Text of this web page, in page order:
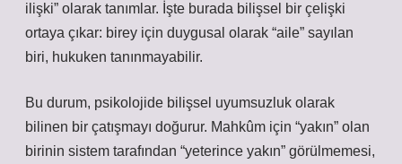
ilişki” olarak tanımlar. İşte burada bilişsel bir çelişki
ortaya çıkar: birey için duygusal olarak “aile” sayılan
biri, hukuken tanınmayabilir.
Bu durum, psikolojide bilişsel uyumsuzluk olarak
bilinen bir çatışmayı doğurur. Mahkûm için “yakın” olan
birinin sistem tarafından “yeterince yakın” görülmemesi,